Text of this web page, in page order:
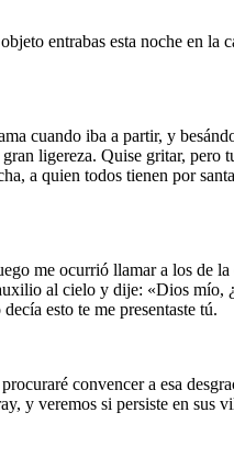
entrabas esta noche en la
cuando iba a partir, y
ligereza. Quise gritar, pero
a quien todos tienen por
me ocurrió llamar a los de la
al cielo y dije: «Dios mío,
esto te me presentaste tú.
convencer a esa
y veremos si persiste en sus